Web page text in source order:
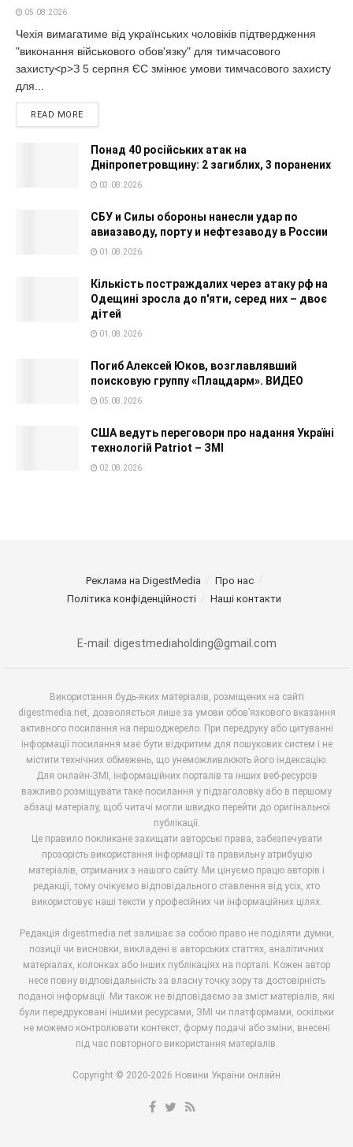
05.08.2026
Чехія вимагатиме від українських чоловіків підтвердження
"виконання військового обов'язку" для тимчасового
захисту<p>З 5 серпня ЄС змінює умови тимчасового захисту
для...
READ MORE
Понад 40 російських атак на
Дніпропетровщину: 2 загиблих, 3 поранених
03.08.2026
СБУ и Силы обороны нанесли удар по
авиазаводу, порту и нефтезаводу в России
01.08.2026
Кількість постраждалих через атаку рф на
Одещині зросла до п'яти, серед них – двоє
дітей
01.08.2026
Погиб Алексей Юков, возглавлявший
поисковую группу «Плацдарм». ВИДЕО
05.08.2026
США ведуть переговори про надання Україні
технологій Patriot – ЗМІ
02.08.2026
Реклама на DigestMedia
Про нас
Політика конфіденційності
Наші контакти
E-mail: digestmediaholding@gmail.com
Використання будь-яких матеріалів, розміщених на сайті
digestmedia.net, дозволяється лише за умови обов’язкового вказання
активного посилання на першоджерело. При передруку або цитуванні
інформації посилання має бути відкритим для пошукових систем і не
містити технічних обмежень, що унеможливлюють його індексацію.
Для онлайн-ЗМІ, інформаційних порталів та інших веб-ресурсів
важливо розміщувати таке посилання у підзаголовку або в першому
абзаці матеріалу, щоб читачі могли швидко перейти до оригінальної
публікації.
Це правило покликане захищати авторські права, забезпечувати
прозорість використання інформації та правильну атрибуцію
матеріалів, отриманих з нашого сайту. Ми цінуємо працю авторів і
редакції, тому очікуємо відповідального ставлення від усіх, хто
використовує наші тексти у професійних чи інформаційних цілях.
Редакція digestmedia.net залишає за собою право не поділяти думки,
позиції чи висновки, викладені в авторських статтях, аналітичних
матеріалах, колонках або інших публікаціях на порталі. Кожен автор
несе повну відповідальність за власну точку зору та достовірність
поданої інформації. Ми також не відповідаємо за зміст матеріалів, які
були передруковані іншими ресурсами, ЗМІ чи платформами, оскільки
не можемо контролювати контекст, форму подачі або зміни, внесені
під час повторного використання матеріалів.
Copyright © 2020-2026 Новини України онлайн